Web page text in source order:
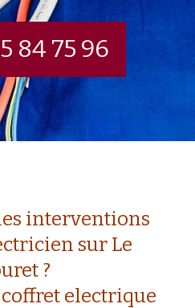
84 75 96
interventions
sur Le
?
electrique